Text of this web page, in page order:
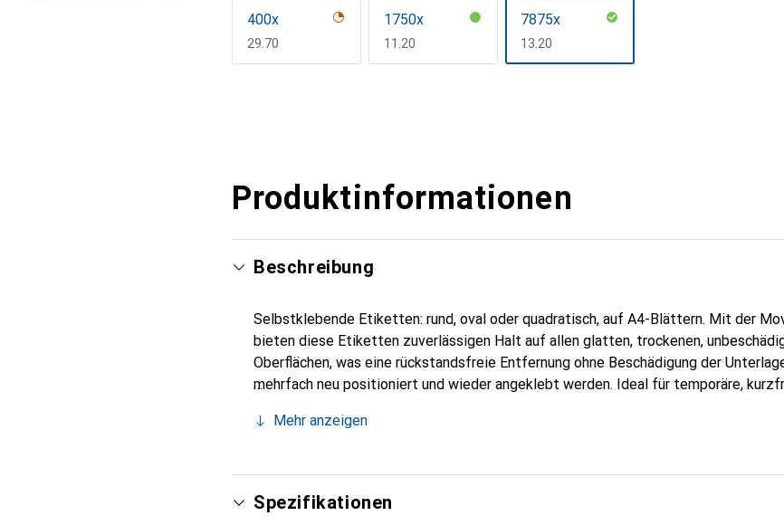
400x
CHF
29.70
1750x
CHF
11.20
7875x
CHF
13.20
Produktinformationen
Beschreibung
Selbstklebende Etiketten: rund, oval oder quadratisch, auf A4-Blättern. Mit der
bieten diese Etiketten zuverlässigen Halt auf allen glatten, trockenen,
Oberflächen, was eine rückstandsfreie Entfernung ohne Beschädigung der
mehrfach neu positioniert und wieder angeklebt werden. Ideal für temporäre,
hervorragende Druckergebnisse auf allen Laserdruckern, Tintenstrahldruckern,
Randes und optimaler Planlage aus. Hergestellt aus hochwertigem, chlorfrei
Klebstoff, sind diese Etiketten zu 100 % recycelbar. Entsorgen Sie sie als Altpapier,
besteht aus recycelter Pappe. Kostenlose Softwarelösungen sind ebenfalls
Mehr anzeigen
Spezifikationen